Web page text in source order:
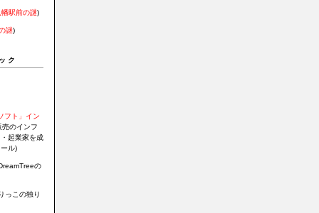
駅前の謎)
謎)
ク
フト」イン
売のインフ
起業家を成
ル)
の
っこの独り